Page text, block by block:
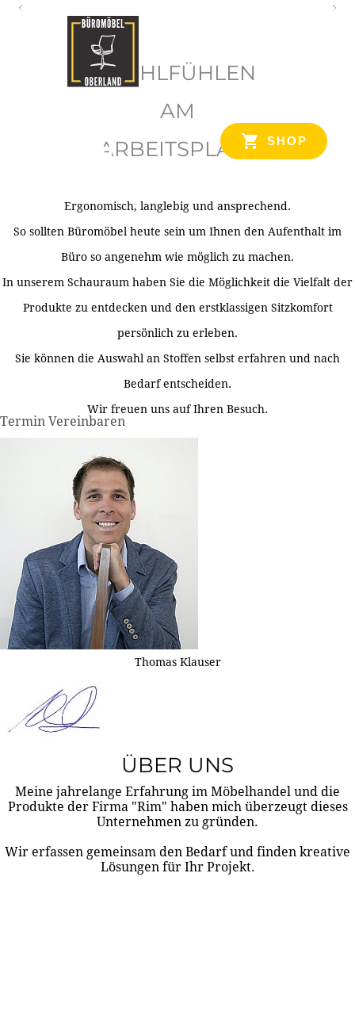
SHOP
WOHLFÜHLEN
AM
ARBEITSPLATZ
Ergonomisch, langlebig und ansprechend.
So sollten Büromöbel heute sein um Ihnen den Aufenthalt im
Büro so angenehm wie möglich zu machen.
In unserem Schauraum haben Sie die Möglichkeit die Vielfalt der
Produkte zu entdecken und den erstklassigen Sitzkomfort
persönlich zu erleben.
Sie können die Auswahl an Stoffen selbst erfahren und nach
Bedarf entscheiden.
Wir freuen uns auf Ihren Besuch.
Termin Vereinbaren
Thomas Klauser
ÜBER UNS
Meine jahrelange Erfahrung im Möbelhandel und die
Produkte der Firma "Rim" haben mich überzeugt dieses
Unternehmen zu gründen.
Wir erfassen gemeinsam den Bedarf und finden kreative
Lösungen für Ihr Projekt.